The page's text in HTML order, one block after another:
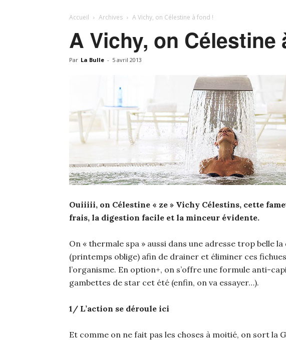
Accueil Archives A Vichy, on Célestine à fond !
A Vichy, on Célestine
Par La Bulle - 5 avril 2013
Ouiiiii, on Célestine « ze » Vichy Célestins, cette
frais, la digestion facile et la minceur évidente.
On « thermale spa » aussi dans une adresse trop belle
(printemps oblige) afin de drainer et éliminer ces
l’organisme. En option+, on s’offre une formule anti-
gambettes de star cet été (enfin, on va essayer…).
1/ L’action se déroule ici
Et comme on ne fait pas les choses à moitié, on sort la